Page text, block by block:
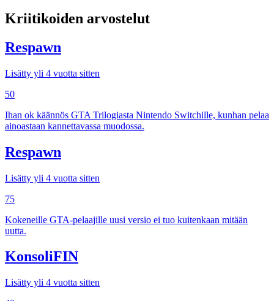
Kriitikoiden arvostelut
Respawn
Lisätty yli 4 vuotta sitten
50
Ihan ok käännös GTA Trilogiasta Nintendo Switchille, kunhan pelaa
ainoastaan kannettavassa muodossa.
Respawn
Lisätty yli 4 vuotta sitten
75
Kokeneille GTA-pelaajille uusi versio ei tuo kuitenkaan mitään
uutta.
KonsoliFIN
Lisätty yli 4 vuotta sitten